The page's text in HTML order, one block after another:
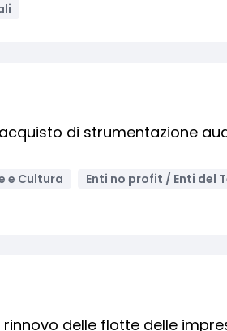
di strumentazione
e Cultura
Enti no profit / Enti del
delle flotte delle